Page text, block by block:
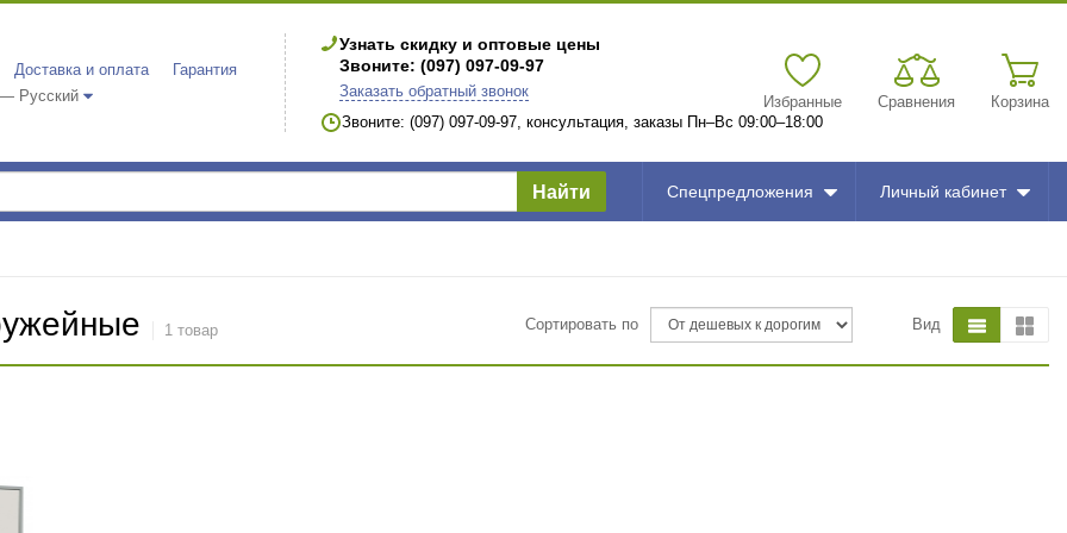
Доставка и оплата
Гарантия
Русский
Узнать скидку и оптовые цены
Звоните: (097) 097-09-97
Заказать обратный звонок
Звоните: (097) 097-09-97, консультация, заказы Пн–Вс 09:00–18:00
Избранные Сравнения Корзина
Найти Спецпредложения Личный кабинет
1 товар Сортировать по Вид